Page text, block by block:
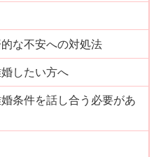
な不安への対処法
したい方へ
条件を話し合う必要があ